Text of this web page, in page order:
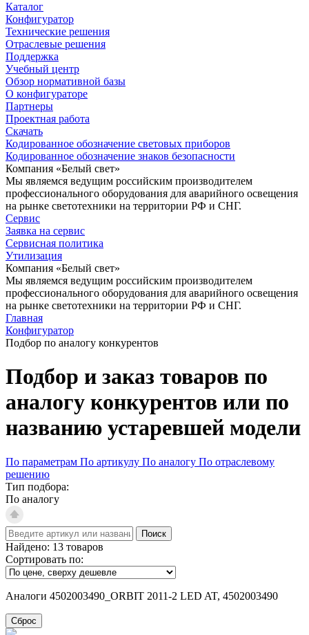
Каталог
Конфигуратор
Технические решения
Отраслевые решения
Поддержка
Учебный центр
Обзор нормативной базы
О конфигураторе
Партнеры
Проектная работа
Скачать
Кодированное обозначение световых приборов
Кодированное обозначение знаков безопасности
Компания «Белый свет»
Мы являемся ведущим российским производителем
профессионального оборудования для аварийного освещения
на рынке светотехники на территории РФ и СНГ.
Сервис
Заявка на сервис
Сервисная политика
Утилизация
Компания «Белый свет»
Мы являемся ведущим российским производителем
профессионального оборудования для аварийного освещения
на рынке светотехники на территории РФ и СНГ.
Главная
Конфигуратор
Подбор по аналогу конкурентов
Подбор и заказ товаров по
аналогу конкурентов или по
названию устаревшей модели
По параметрам По артикулу По аналогу По отраслевому
решению
Тип подбора:
По аналогу
Поиск
Найдено: 13 товаров
Сортировать по:
Аналоги 4502003490_ORBIT 2011-2 LED AT, 4502003490
Сброс